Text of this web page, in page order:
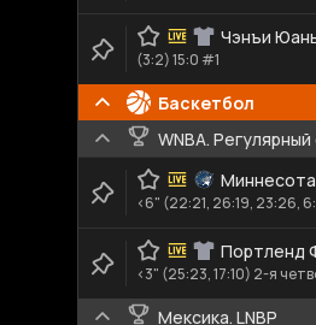
Чэнъи
(3:2) 15:0 #1
Баскетбол
WNBA.
<6" (22:21, 26:19, 23:26,
Портленд
<3" (25:23, 17:10) 2-я
Мексика. LNBP